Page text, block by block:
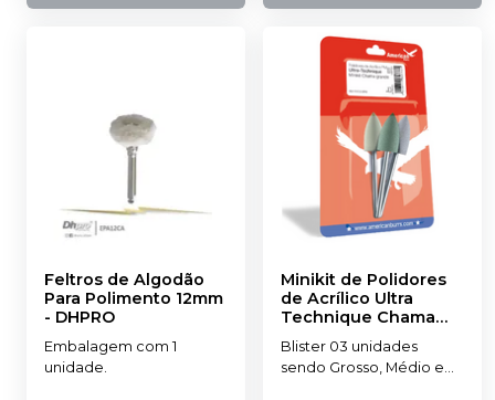
Feltros de Algodão
Para Polimento 12mm
- DHPRO
Embalagem com 1
unidade.
Minikit de Polidores
de Acrílico Ultra
Technique Chama
Grande PM-
AMERICAN BURRS
Blister 03 unidades
sendo Grosso, Médio e